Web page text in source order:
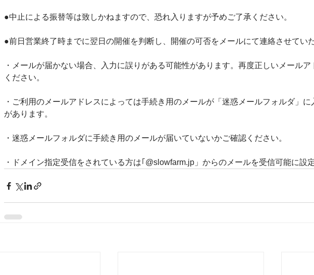
●中止による振替等は致しかねますので、恐れ入りますが予めご了承ください。
●前日営業終了時までに翌日の開催を判断し、開催の可否をメールにて連絡させてい
・メールが届かない場合、入力に誤りがある可能性があります。再度正しいメール
ください。
・ご利用のメールアドレスによっては手続き用のメールが「迷惑メールフォルダ」
があります。
・迷惑メールフォルダに手続き用のメールが届いていないかご確認ください。
・ドメイン指定受信をされている方は｢@slowfarm.jp」からのメールを受信可能に設